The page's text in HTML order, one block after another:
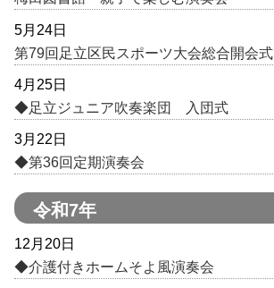
5月24日
第79回足立区民スポーツ大会総合開会式
4月25日
◆足立ジュニア吹奏楽団 入団式
3月22日
◆第36回定期演奏会
令和7年
12月20日
◆介護付きホームそよ風演奏会